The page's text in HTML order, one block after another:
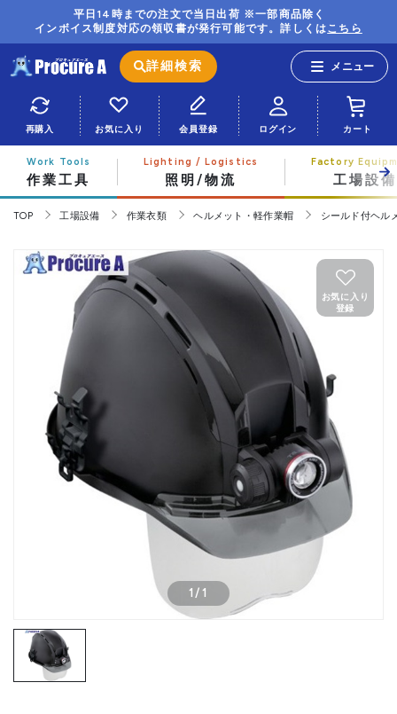
平日14時までの注文で当日出荷 ※一部商品除く
インボイス制度対応の領収書が発行可能です。詳しくはこちら
詳細検索
再購入 お気に入り 会員登録 ログイン カート
作業工具 照明/物流 工場設備
TOP 工場設備 作業衣類 ヘルメット・軽作業帽 シールド付ヘル
1/ 1
お気に入り
登録